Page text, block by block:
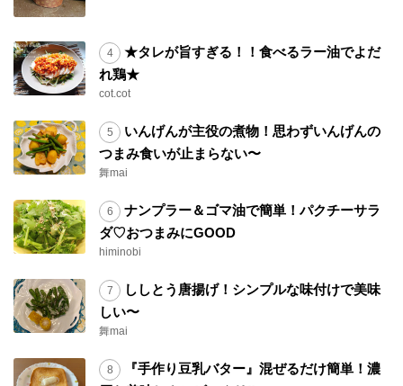
★タレが旨すぎる！！食べるラー油でよだ
れ鶏★
cot.cot
いんげんが主役の煮物！思わずいんげんの
つまみ食いが止まらない〜
舞mai
ナンプラー＆ゴマ油で簡単！パクチーサラ
ダ♡おつまみにGOOD
himinobi
ししとう唐揚げ！シンプルな味付けで美味
しい〜
舞mai
『手作り豆乳バター』混ぜるだけ簡単！濃